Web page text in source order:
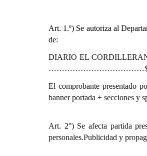
Art. 1.º) Se autoriza al
de:
DIARIO EL
El comprobante presentado
banner portada + secciones y
Art. 2°) Se afecta partida
personales.Publicidad y